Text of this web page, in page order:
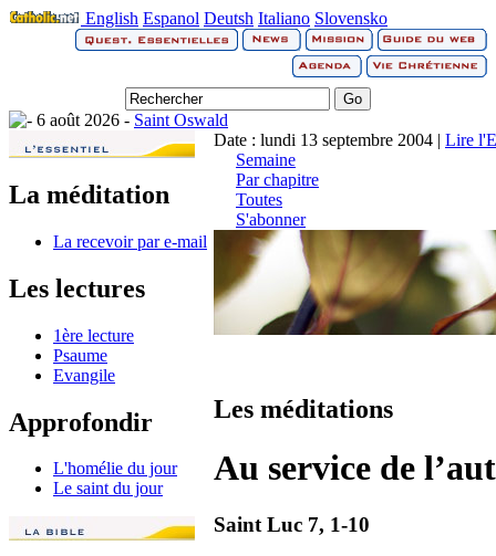
English Espanol Deutsh Italiano Slovensko
6 août 2026 - Saint Oswald
La méditation
La recevoir par e-mail
Les lectures
1ère lecture
Psaume
Evangile
Approfondir
L'homélie du jour
Le saint du jour
Date : lundi 13 septembre 2004 | Lire
Semaine
Par chapitre
Toutes
S'abonner
Les méditations
Au service de
Saint Luc 7, 1-10